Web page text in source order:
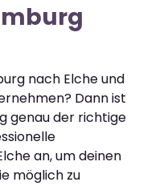
nach Elche und
Dann ist
genau der richtige
an, um deinen
möglich zu